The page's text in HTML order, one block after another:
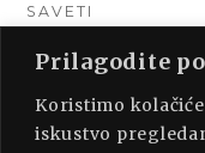
Prilagodite
Koristimo
iskustvo
SAVETI
TURIZAM
UNCATEGORIZED
URADI SAM